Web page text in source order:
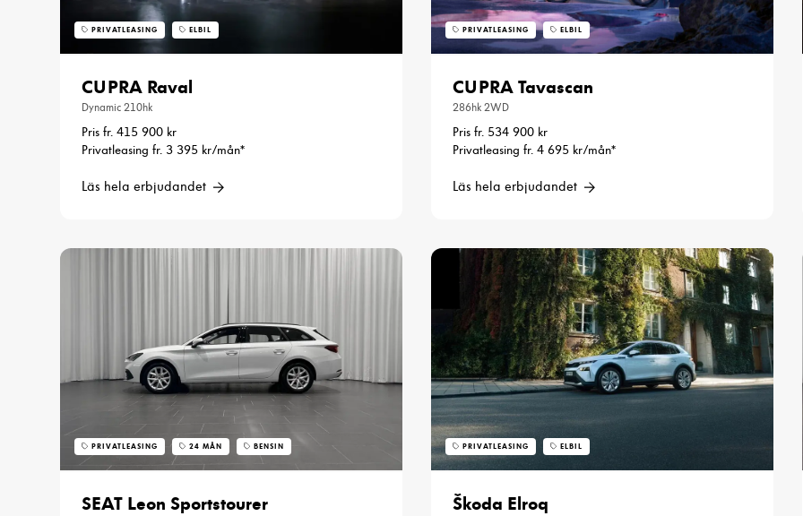
PRIVATLEASING ELBIL
CUPRA Raval
Dynamic 210hk
Pris fr. 415 900 kr
Privatleasing fr. 3 395 kr/mån*
Läs hela erbjudandet
PRIVATLEASING ELBIL
CUPRA Tavascan
286hk 2WD
Pris fr. 534 900 kr
Privatleasing fr. 4 695 kr/mån*
Läs hela erbjudandet
PRIVATLEASING 24 MÅN BENSIN
SEAT Leon Sportstourer
PRIVATLEASING ELBIL
Škoda Elroq